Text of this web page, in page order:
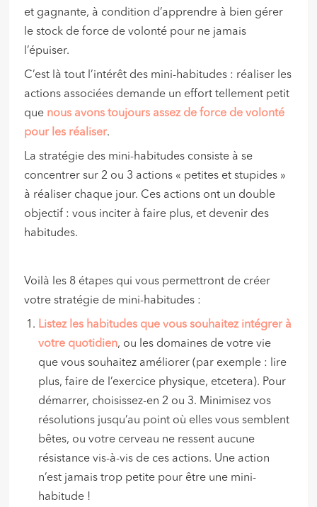
et gagnante, à condition d’apprendre à bien gérer
le stock de force de volonté pour ne jamais
l’épuiser.
C’est là tout l’intérêt des mini-habitudes : réaliser les
actions associées demande un effort tellement petit
que nous avons toujours assez de force de volonté
pour les réaliser.
La stratégie des mini-habitudes consiste à se
concentrer sur 2 ou 3 actions « petites et stupides »
à réaliser chaque jour. Ces actions ont un double
objectif : vous inciter à faire plus, et devenir des
habitudes.
Voilà les 8 étapes qui vous permettront de créer
votre stratégie de mini-habitudes :
Listez les habitudes que vous souhaitez intégrer à
votre quotidien, ou les domaines de votre vie
que vous souhaitez améliorer (par exemple : lire
plus, faire de l’exercice physique, etcetera). Pour
démarrer, choisissez-en 2 ou 3. Minimisez vos
résolutions jusqu’au point où elles vous semblent
bêtes, ou votre cerveau ne ressent aucune
résistance vis-à-vis de ces actions. Une action
n’est jamais trop petite pour être une mini-
habitude !